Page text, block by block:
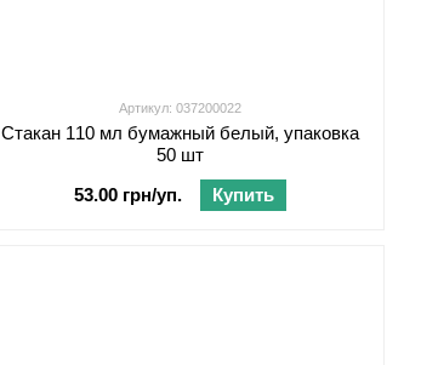
Артикул: 037200022
Стакан 110 мл бумажный белый, упаковка
50 шт
53.00 грн/уп.
Купить